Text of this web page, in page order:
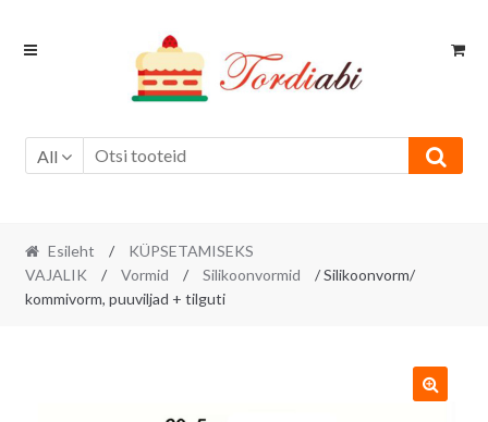
Skip
Skip
All
Esileht /
KÜPSETAMISEKS
VAJALIK
/ Vormid / Silikoonvormid
/ Silikoonvorm/
kommivorm, puuviljad + tilguti